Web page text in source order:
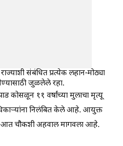
संबंधित प्रत्येक लहान-मोठ्या
जुळलेले रहा.
कोसळून ११ वर्षांच्या मुलाचा मृत्यू
निलंबित केले आहे. आयुक्त
आत चौकशी अहवाल मागवला आहे.